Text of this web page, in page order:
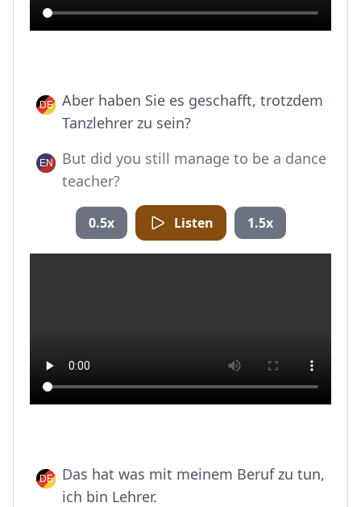
Aber haben Sie es geschafft, trotzdem
Tanzlehrer zu sein?
But did you still manage to be a dance
teacher?
0.5x Listen 1.5x
Das hat was mit meinem Beruf zu tun,
ich bin Lehrer.